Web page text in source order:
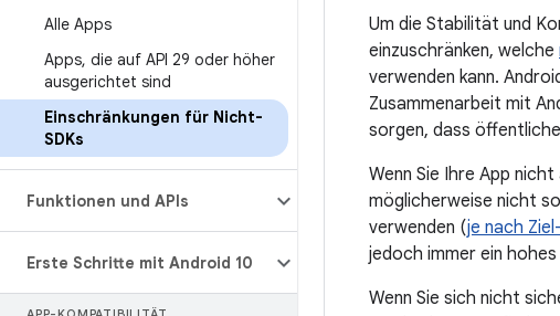
Alle Apps
Apps, die auf API 29 oder höher
ausgerichtet sind
Einschränkungen für Nicht-
SDKs
Funktionen und APIs
Erste Schritte mit Android 10
Um die Stabilität und
einzuschränken, welche
verwenden kann.
Zusammenarbeit mit
sorgen, dass
Wenn Sie Ihre App
möglicherweise nicht
verwenden (je nach
jedoch immer ein
Wenn Sie sich nicht